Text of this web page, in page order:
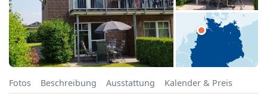
Fotos Beschreibung Ausstattung Kalender & Preis